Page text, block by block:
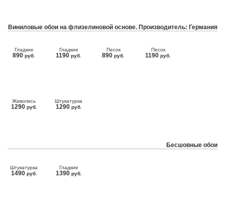
Виниловые обои на флизелиновой основе. Производитель: Германия
Гладкие
890 руб.
Гладкие
1190 руб.
Песок
890 руб.
Песок
1190 руб.
Живопись
1290 руб.
Штукатурка
1290 руб.
Бесшовные обои
Штукатурка
1490 руб.
Гладкие
1390 руб.